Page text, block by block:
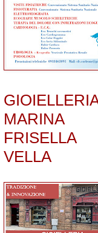
MARINA
FRISELLA
VELLA